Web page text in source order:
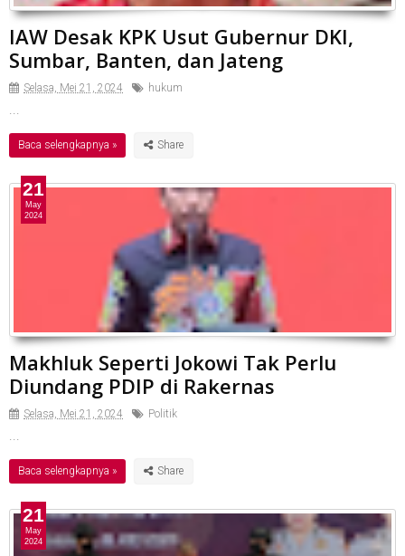
IAW Desak KPK Usut Gubernur DKI,
Sumbar, Banten, dan Jateng
Selasa, Mei 21, 2024 hukum
...
Baca selengkapnya »
Makhluk Seperti Jokowi Tak Perlu
Diundang PDIP di Rakernas
Selasa, Mei 21, 2024 Politik
...
Baca selengkapnya »
21
May
2024
21
May
2024